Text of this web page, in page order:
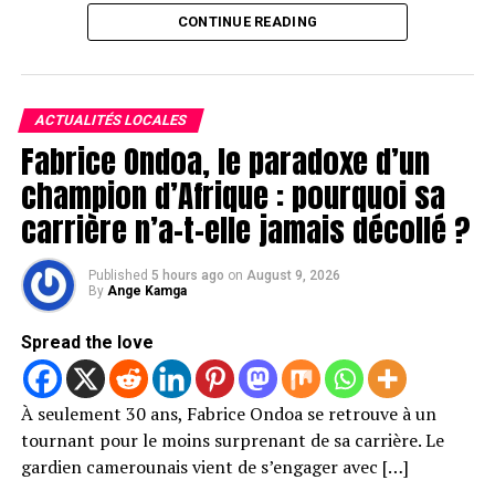
CONTINUE READING
ACTUALITÉS LOCALES
Fabrice Ondoa, le paradoxe d’un
champion d’Afrique : pourquoi sa
carrière n’a-t-elle jamais décollé ?
Published 5 hours ago on August 9, 2026
By Ange Kamga
Spread the love
À seulement 30 ans, Fabrice Ondoa se retrouve à un
tournant pour le moins surprenant de sa carrière. Le
gardien camerounais vient de s’engager avec […]